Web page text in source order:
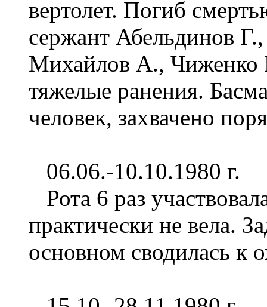
вертолет. Погиб
сержант Абельдинов
Михайлов А.,
тяжелые ранения.
человек, захвачено
06.06.-10.10.1980 г.
Рота 6 раз
практически не вела.
основном сводилась к